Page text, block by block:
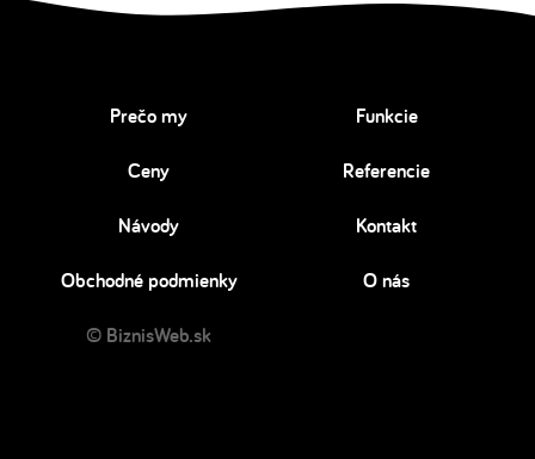
Prečo my Funkcie
Ceny Referencie
Návody Kontakt
Obchodné podmienky O nás
© BiznisWeb.sk